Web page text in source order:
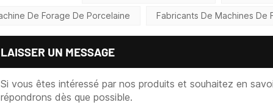
De Forage De Porcelaine Fabricants De Machines De
LAISSER UN MESSAGE
Si vous êtes intéressé par nos produits et souhaitez en
répondrons dès que possible.